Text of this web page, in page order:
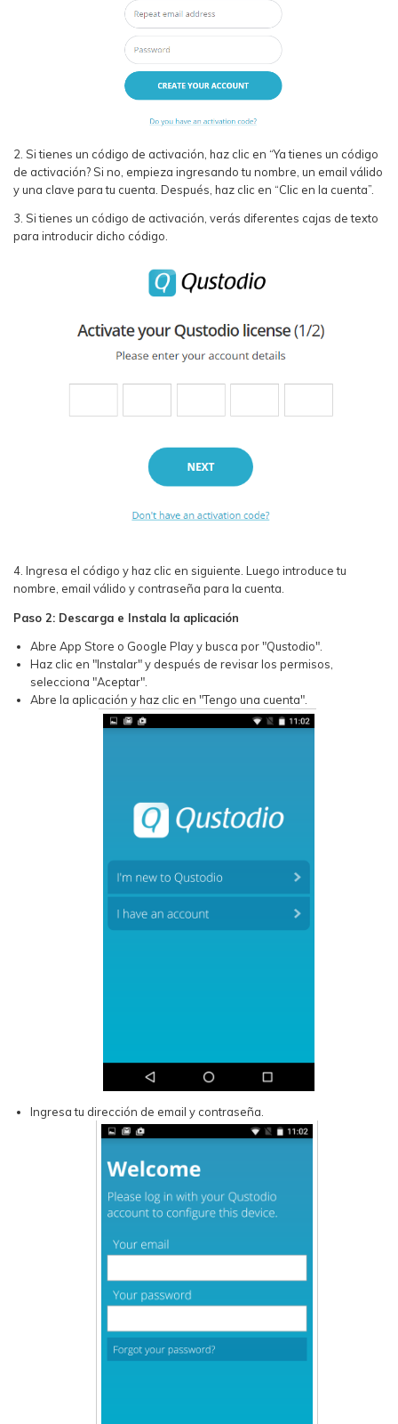
2. Si tienes un código de activación, haz clic en “Ya tienes un código
de activación? Si no, empieza ingresando tu nombre, un email válido
y una clave para tu cuenta. Después, haz clic en “Clic en la cuenta”.
3. Si tienes un código de activación, verás diferentes cajas de texto
para introducir dicho código.
4. Ingresa el código y haz clic en siguiente. Luego introduce tu
nombre, email válido y contraseña para la cuenta.
Paso 2: Descarga e Instala la aplicación
Abre App Store o Google Play y busca por "Qustodio".
Haz clic en "Instalar" y después de revisar los permisos,
selecciona "Aceptar".
Abre la aplicación y haz clic en "Tengo una cuenta".
Ingresa tu dirección de email y contraseña.